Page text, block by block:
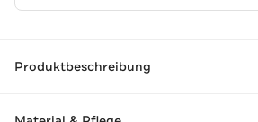
Produktbeschreibung